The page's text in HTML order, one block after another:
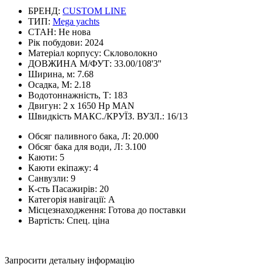
БРЕНД: CUSTOM LINE
ТИП: Mega yachts
СТАН: Не нова
Рік побудови: 2024
Матеріал корпусу: Скловолокно
ДОВЖИНА М/ФУТ: 33.00/108'3''
Ширина, м: 7.68
Осадка, М: 2.18
Водотоннажність, Т: 183
Двигун: 2 x 1650 Hp MAN
Швидкість МАКС./КРУЇЗ. ВУЗЛ.: 16/13
Обсяг паливного бака, Л: 20.000
Обсяг бака для води, Л: 3.100
Каюти: 5
Каюти екіпажу: 4
Санвузли: 9
К-сть Пасажирів: 20
Категорія навігації: A
Місцезнаходження: Готова до поставки
Вартість: Спец. ціна
Запросити детальну інформацію